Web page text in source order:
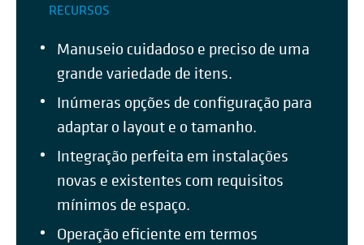
RECURSOS
Manuseio cuidadoso e preciso de uma
grande variedade de itens.
Inúmeras opções de configuração para
adaptar o layout e o tamanho.
Integração perfeita em instalações
novas e existentes com requisitos
mínimos de espaço.
Operação eficiente em termos